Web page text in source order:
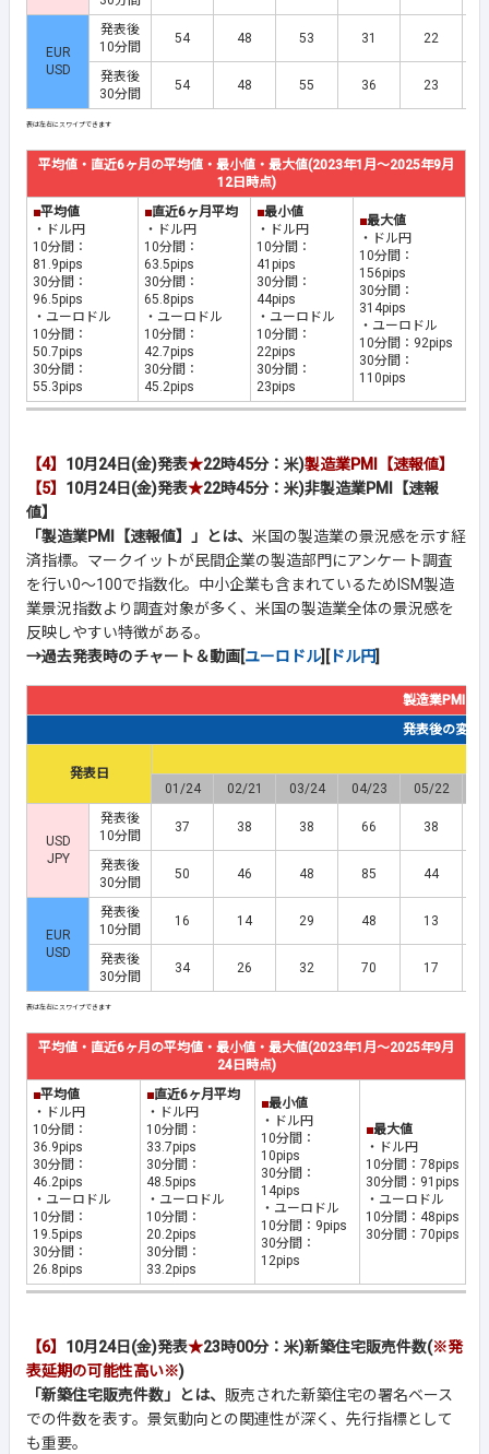
EUR
USD
発表後
10分間
54 48 53 31 22
発表後
30分間
54 48 55 36 23
平均値・直近6ヶ月の平均値・最小値・最大値(2023年1月～2025年9月
12日時点)
■平均値
・ドル円
10分間：
81.9pips
30分間：
96.5pips
・ユーロドル
10分間：
50.7pips
30分間：
55.3pips
■直近6ヶ月平均
・ドル円
10分間：
63.5pips
30分間：
65.8pips
・ユーロドル
10分間：
42.7pips
30分間：
45.2pips
■最小値
・ドル円
10分間：
41pips
30分間：
44pips
・ユーロドル
10分間：
22pips
30分間：
23pips
■最大値
・ドル円
10分間：
156pips
30分間：
314pips
・ユーロドル
10分間：92pips
30分間：
110pips
【4】 10月24日(金)発表★22時45分：米)製造業PMI【速報値】
【5】 10月24日(金)発表★22時45分：米)非製造業PMI【速報
値】
「製造業PMI【速報値】」とは、 米国の製造業の景況感を示す経
済指標。マークイットが民間企業の製造部門にアンケート調査
を行い0～100で指数化。中小企業も含まれているためISM製造
業景況指数より調査対象が多く、米国の製造業全体の景況感を
反映しやすい特徴がある。
→過去発表時のチャート＆動画[ユーロドル][ ドル円]
製造業PMI【
発表後の変動
発表日
01/24
02/21 03/24 04/23 05/22
USD
JPY
発表後
10分間
37 38 38 66 38
発表後
30分間
50 46 48 85 44
EUR
USD
発表後
10分間
16 14 29 48 13
発表後
30分間
34 26 32 70 17
平均値・直近6ヶ月の平均値・最小値・最大値(2023年1月～2025年9月
24日時点)
■平均値
・ドル円
10分間：
36.9pips
30分間：
46.2pips
・ユーロドル
10分間：
19.5pips
30分間：
26.8pips
■直近6ヶ月平均
・ドル円
10分間：
33.7pips
30分間：
48.5pips
・ユーロドル
10分間：
20.2pips
30分間：
33.2pips
■最小値
・ドル円
10分間：
10pips
30分間：
14pips
・ユーロドル
10分間：9pips
30分間：
12pips
■最大値
・ドル円
10分間：78pips
30分間：91pips
・ユーロドル
10分間：48pips
30分間：70pips
【6】 10月24日(金)発表★23時00分：米)新築住宅販売件数(※発
表延期の可能性高い※)
「新築住宅販売件数」とは、 販売された新築住宅の署名ベース
での件数を表す。景気動向との関連性が深く、先行指標として
も重要。